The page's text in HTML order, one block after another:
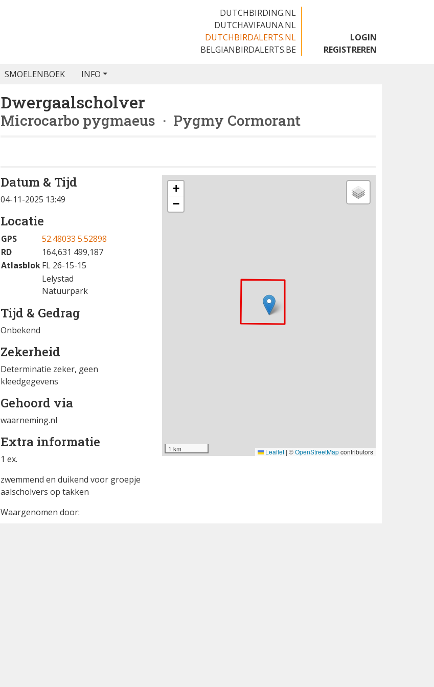
DUTCHBIRDING.NL
DUTCHAVIFAUNA.NL
DUTCHBIRDALERTS.NL
BELGIANBIRDALERTS.BE
LOGIN
REGISTREREN
SMOELENBOEK INFO
Dwergaalscholver
Microcarbo pygmaeus · Pygmy Cormorant
Datum & Tijd
04-11-2025 13:49
Locatie
GPS
52.48033 5.52898
RD
164,631 499,187
AtlasblokFL 26-15-15
Lelystad
Natuurpark
Tijd & Gedrag
Onbekend
Zekerheid
Determinatie zeker, geen
kleedgegevens
Gehoord via
waarneming.nl
Extra informatie
1 ex.
zwemmend en duikend voor groepje
aalscholvers op takken
Waargenomen door:
+
−
1 km Leaflet | ©OpenStreetMapcontributors